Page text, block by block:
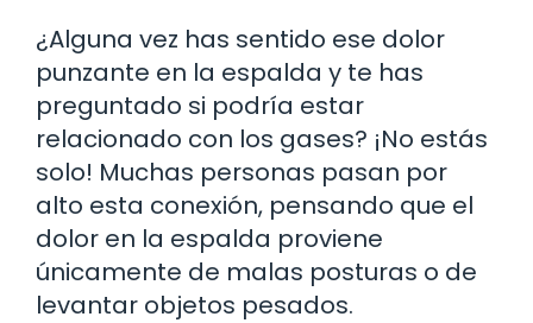
¿Alguna vez has sentido ese dolor
punzante en la espalda y te has
preguntado si podría estar
relacionado con los gases? ¡No estás
solo! Muchas personas pasan por
alto esta conexión, pensando que el
dolor en la espalda proviene
únicamente de malas posturas o de
levantar objetos pesados.